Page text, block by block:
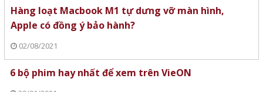
Hàng loạt Macbook M1 tự dưng vỡ màn hình,
Apple có đồng ý bảo hành?
02/08/2021
6 bộ phim hay nhất để xem trên VieON